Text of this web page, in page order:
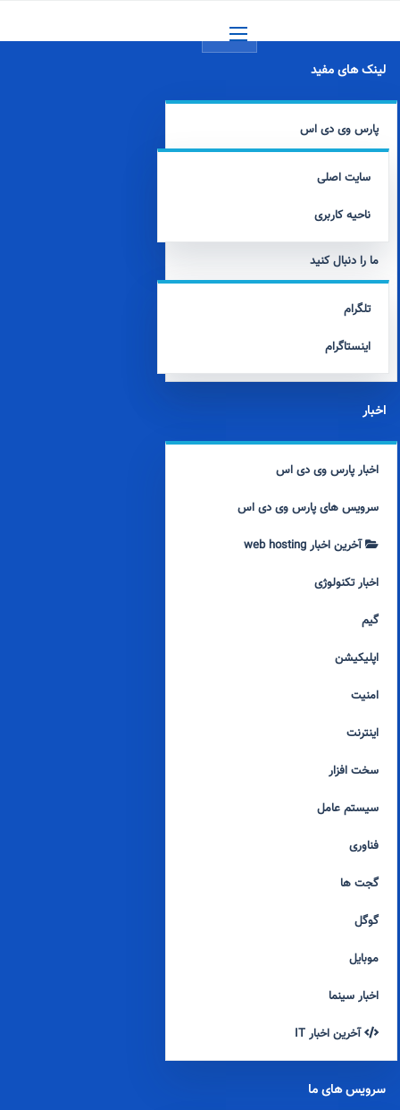
لینک های مفید
پارس وی دی اس
سایت اصلی
ناحیه کاربری
ما را دنبال کنید
تلگرام
اینستاگرام
اخبار
اخبار پارس وی دی اس
سرویس های پارس وی دی اس
آخرین اخبار web hosting
اخبار تکنولوژی
گیم
اپلیکیشن
امنیت
اینترنت
سخت افزار
سیستم عامل
فناوری
گجت ها
گوگل
موبایل
اخبار سینما
آخرین اخبار IT
سرویس های ما